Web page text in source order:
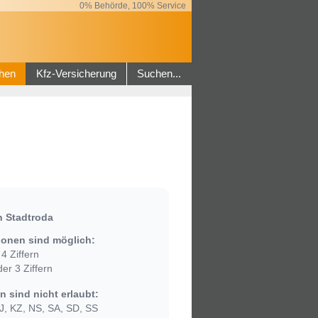
0% Behörde, 100% Service
Kfz-Versicherung Suchen...
Stadtroda
sind möglich:
Ziffern
3 Ziffern
sind nicht erlaubt:
KZ, NS, SA, SD, SS